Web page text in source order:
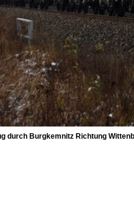
durch Burgkemnitz Richtung